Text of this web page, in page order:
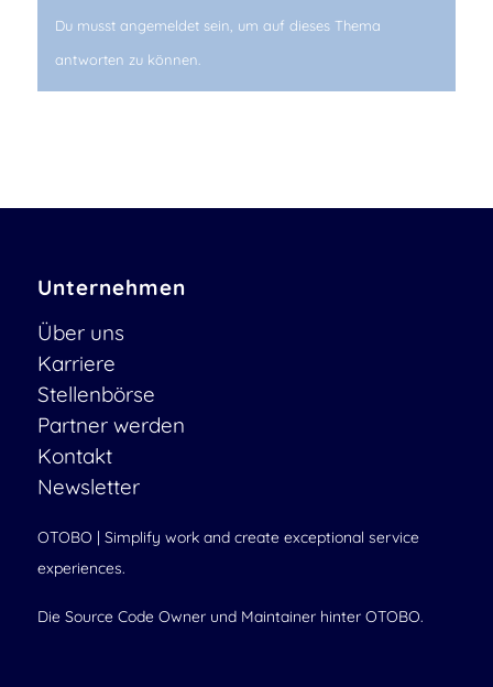
Du musst angemeldet sein, um auf dieses Thema
antworten zu können.
Unternehmen
Über uns
Karriere
Stellenbörse
Partner werden
Kontakt
Newsletter
OTOBO | Simplify work and create exceptional service
experiences.
Die Source Code Owner und Maintainer hinter OTOBO.